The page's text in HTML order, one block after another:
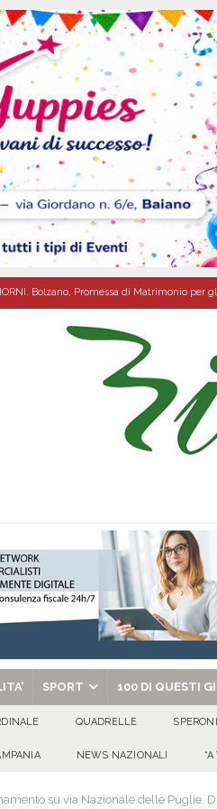
Bolzano, Promessa di Matrimonio per
di Pace”: alla Villa Comunale
‘O JUORNO. Sabato 8 agosto 2026
GIORNO. Sabato, 8 Agosto 2026
29 agosto la chiesa celebra il Martirio di
SPORT 100 DI QUESTI
QUADRELLE
NEWS NAZIONALI
su via Nazionale delle Puglie.